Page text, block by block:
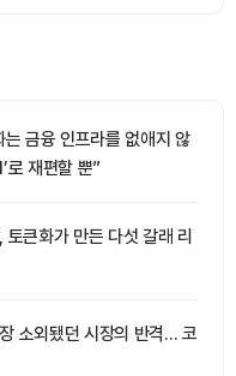
금융 인프라를 없애지 않
로 재편할 뿐”
큰화가 만든 다섯 갈래 리
소외됐던 시장의 반격… 코